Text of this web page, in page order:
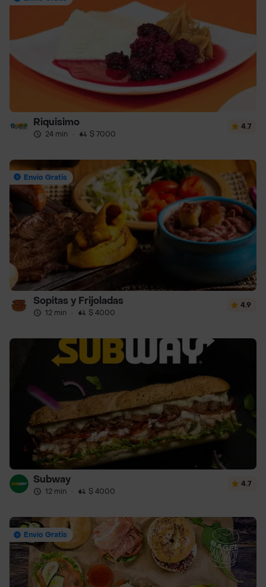
Riquisimo
24 min · $ 7000
4.7
Envío Gratis
Sopitas y Frijoladas
12 min · $ 4000
4.9
Subway
12 min · $ 4000
4.7
Envío Gratis